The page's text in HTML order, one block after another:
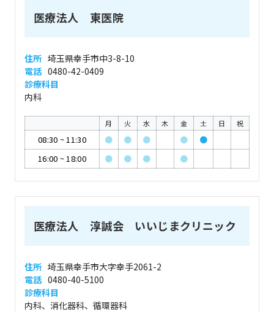
医療法人 東医院
住所 埼玉県幸手市中3-8-10
電話 0480-42-0409
診療科目
内科
月 火 水 木 金 土 日 祝
08:30 ~11:30 ● ● ● ●
●
16:00 ~18:00 ● ● ● ●
医療法人 淳誠会 いいじまクリニック
住所 埼玉県幸手市大字幸手2061-2
電話 0480-40-5100
診療科目
内科、消化器科、循環器科